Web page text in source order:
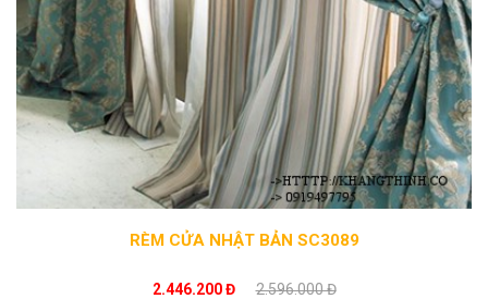
RÈM CỬA NHẬT BẢN SC3089
2.446.200 Đ 2.596.000 Đ